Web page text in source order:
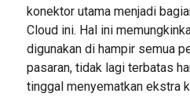
konektor utama menjadi
Cloud ini. Hal ini
digunakan di hampir semua
pasaran, tidak lagi terbatas
tinggal menyematkan ekstra